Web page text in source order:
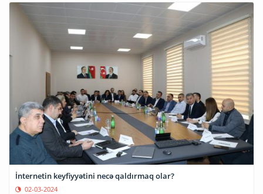
İnternetin keyfiyyətini necə qaldırmaq olar?
02-03-2024